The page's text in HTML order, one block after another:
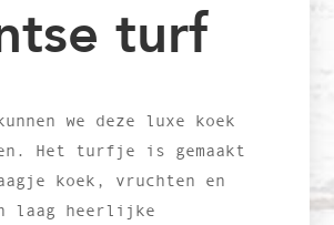
turf
we deze luxe koek
Het turfje is gemaakt
koek, vruchten en
laag heerlijke